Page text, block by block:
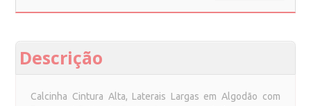
Descrição
Calcinha Cintura Alta, Laterais Largas em Algodão com